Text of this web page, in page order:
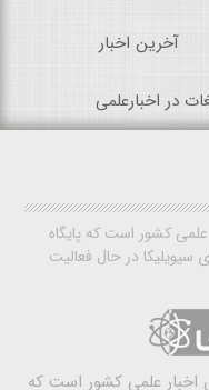
آخرین اخبار
در اخبارعلمی
کشور است که پایگاه
سیویلیکا در حال فعالیت
علمی کشور است که